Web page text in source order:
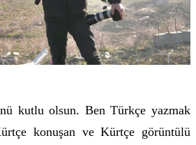
kutlu olsun. Ben Türkçe yazmak
konuşan ve Kürtçe görüntülü